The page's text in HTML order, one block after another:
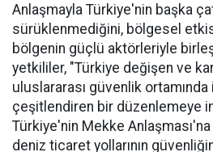
Anlaşmayla Türkiye'nin başka
sürüklenmediğini, bölgesel
bölgenin güçlü aktörleriyle
yetkililer, "Türkiye değişen ve
uluslararası güvenlik
çeşitlendiren bir düzenlemeye
Türkiye'nin Mekke
deniz ticaret yollarının